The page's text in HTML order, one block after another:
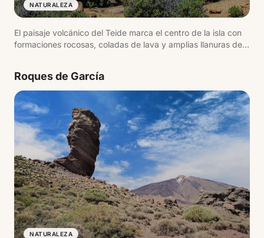
NATURALEZA
El paisaje volcánico del Teide marca el centro de la isla con
formaciones rocosas, coladas de lava y amplias llanuras de
vistas abiertas.
Roques de García
NATURALEZA